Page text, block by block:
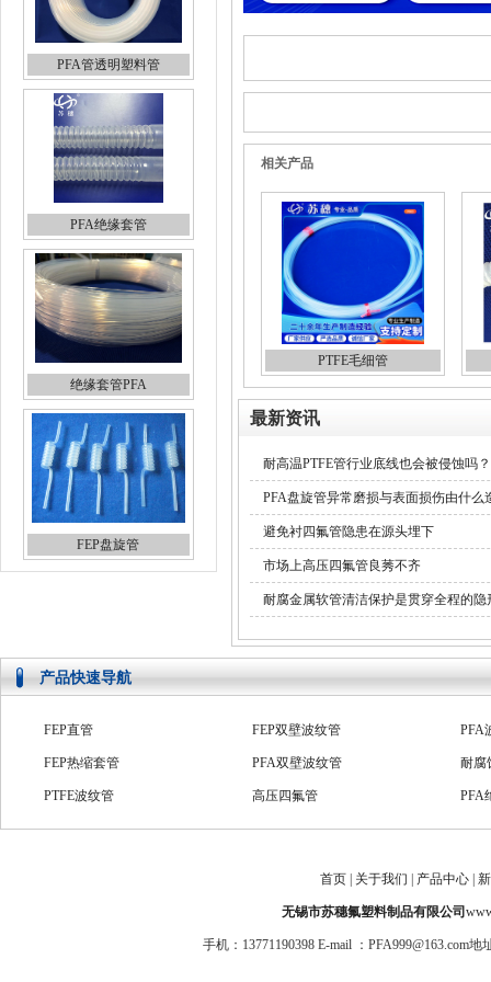
PFA管透明塑料管
PFA绝缘套管
绝缘套管PFA
FEP盘旋管
相关产品
PTFE毛细管
最新资讯
耐高温PTFE管行业底线也会被侵蚀吗？
PFA盘旋管异常磨损与表面损伤由什么
避免衬四氟管隐患在源头埋下
市场上高压四氟管良莠不齐
耐腐金属软管清洁保护是贯穿全程的隐
产品快速导航
FEP直管 FEP双壁波纹管 PFA
FEP热缩套管 PFA双壁波纹管 耐腐
PTFE波纹管 高压四氟管 PFA
PFA绝缘套管 PTFE系列管 防爆
首页 关于我们 产品中心
无锡市苏穗氟塑料制品有限公司
手机：13771190398 E-mail ：PFA999@163.com